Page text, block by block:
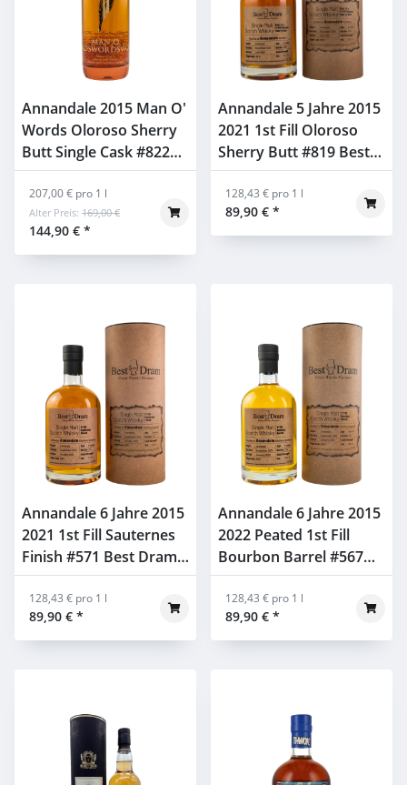
Annandale 2015 Man O'
Words Oloroso Sherry
Butt Single Cask #822
60,8% 0,7l ohne GP
144,90 € *
207,00 € pro 1 l
Alter Preis: 169,00 €
Annandale 5 Jahre 2015
2021 1st Fill Oloroso
Sherry Butt #819 Best
Dram 57,2% 0,7l
89,90 € *
128,43 € pro 1 l
Annandale 6 Jahre 2015
2021 1st Fill Sauternes
Finish #571 Best Dram
57,1% 0,7l
89,90 € *
128,43 € pro 1 l
Annandale 6 Jahre 2015
2022 Peated 1st Fill
Bourbon Barrel #567
Best Dram 56,2% 0,7l
89,90 € *
128,43 € pro 1 l